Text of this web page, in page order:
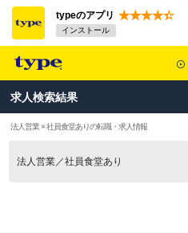
typeのアプリ
インストール
求人検索結果
法人営業 × 社員食堂ありの転職・求人情報
法人営業／社員食堂あり